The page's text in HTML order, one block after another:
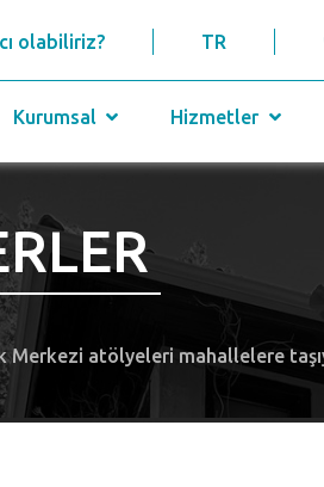
olabiliriz? TR
Kurumsal Hizmetler
Merkezi atölyeleri mahallelere